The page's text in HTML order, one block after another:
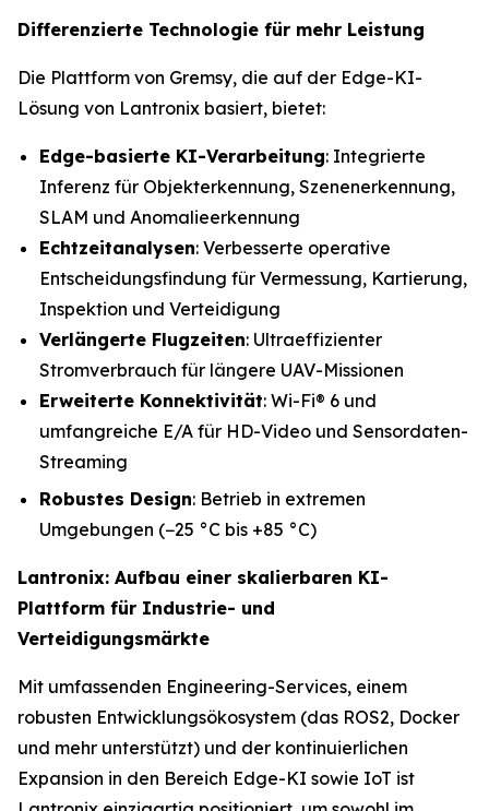
Differenzierte Technologie für mehr Leistung
Die Plattform von Gremsy, die auf der Edge-KI-
Lösung von Lantronix basiert, bietet:
Edge-basierte KI-Verarbeitung: Integrierte
Inferenz für Objekterkennung, Szenenerkennung,
SLAM und Anomalieerkennung
Echtzeitanalysen: Verbesserte operative
Entscheidungsfindung für Vermessung, Kartierung,
Inspektion und Verteidigung
Verlängerte Flugzeiten: Ultraeffizienter
Stromverbrauch für längere UAV-Missionen
Erweiterte Konnektivität: Wi-Fi® 6 und
umfangreiche E/A für HD-Video und Sensordaten-
Streaming
Robustes Design: Betrieb in extremen
Umgebungen (−25 °C bis +85 °C)
Lantronix: Aufbau einer skalierbaren KI-
Plattform für Industrie- und
Verteidigungsmärkte
Mit umfassenden Engineering-Services, einem
robusten Entwicklungsökosystem (das ROS2, Docker
und mehr unterstützt) und der kontinuierlichen
Expansion in den Bereich Edge-KI sowie IoT ist